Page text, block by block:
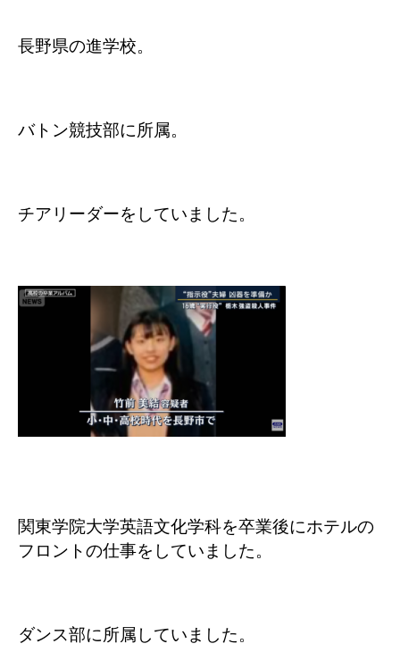
長野県の進学校。
バトン競技部に所属。
チアリーダーをしていました。
関東学院大学英語文化学科を卒業後にホテルの
フロントの仕事をしていました。
ダンス部に所属していました。